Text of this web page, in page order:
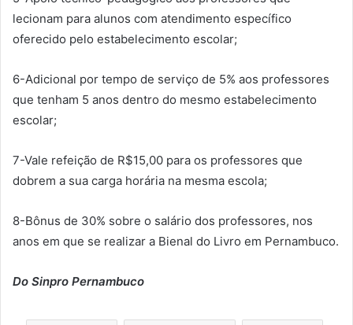
lecionam para alunos com atendimento específico
oferecido pelo estabelecimento escolar;
6-Adicional por tempo de serviço de 5% aos professores
que tenham 5 anos dentro do mesmo estabelecimento
escolar;
7-Vale refeição de R$15,00 para os professores que
dobrem a sua carga horária na mesma escola;
8-Bônus de 30% sobre o salário dos professores, nos
anos em que se realizar a Bienal do Livro em Pernambuco.
Do Sinpro Pernambuco